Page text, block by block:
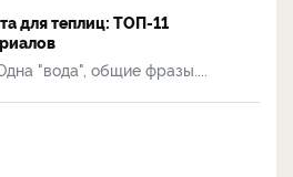
для теплиц: ТОП-11
"вода", общие фразы....